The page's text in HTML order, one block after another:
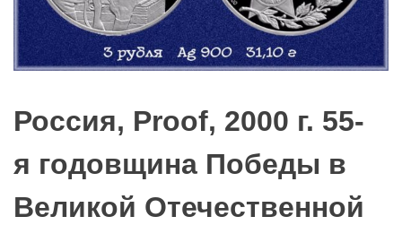
Россия, Proof, 2000 г. 55-
я годовщина Победы в
Великой Отечественной